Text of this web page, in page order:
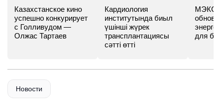
Казахстанское кино
успешно конкурирует
с Голливудом —
Олжас Тартаев
Кардиология
институтында биыл
үшінші жүрек
трансплантациясы
сәтті өтті
МЭКС -
для
Новости